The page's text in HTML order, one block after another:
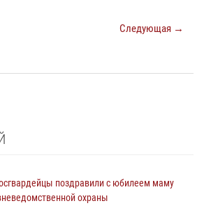
Следующая →
поздравили с юбилеем маму
охраны